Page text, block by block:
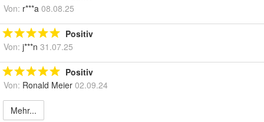
Von: r***a 08.08.25
Positiv
Von: j***n 31.07.25
Positiv
Von: Ronald Meier 02.09.24
Mehr...